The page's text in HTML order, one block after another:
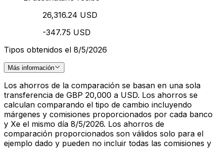
26,316.24 USD
-347.75 USD
Tipos obtenidos el 8/5/2026
Más información
Los ahorros de la comparación se basan en una sola
transferencia de GBP 20,000 a USD. Los ahorros se
calculan comparando el tipo de cambio incluyendo
márgenes y comisiones proporcionados por cada banco
y Xe el mismo día 8/5/2026. Los ahorros de
comparación proporcionados son válidos solo para el
ejemplo dado y pueden no incluir todas las comisiones y